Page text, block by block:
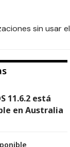
sin usar el
11.6.2 está
en Australia